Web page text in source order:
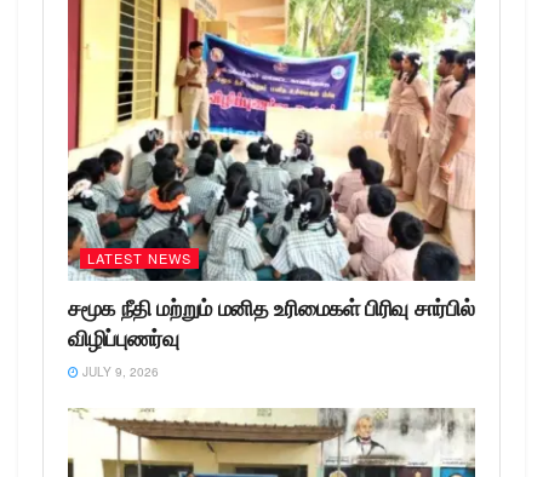
LATEST NEWS
சமூக நீதி மற்றும் மனித உரிமைகள் பிரிவு சார்பில்
விழிப்புணர்வு
JULY 9, 2026